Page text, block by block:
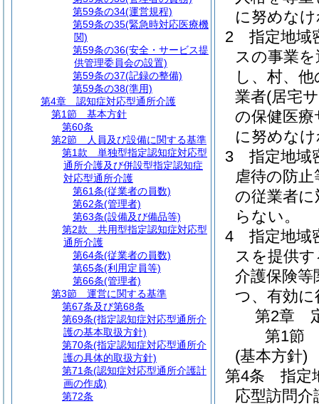
に努めな
2
指定地域
スの事業
し、村、
業者(居宅
の保健医
に努めな
3
指定地域
虐待の防
の従業者
らない。
4
指定地域
スを提供
介護保険等
つ、有効
第2章
第1節
(基本方針)
第4条
指定
応型訪問介
第59条の34(運営規程)
第59条の35(緊急時対応医療機
関)
第59条の36(安全・サービス提
供管理委員会の設置)
第59条の37(記録の整備)
第59条の38(準用)
第4章
認知症対応型通所介護
第1節
基本方針
第60条
第2節
人員及び設備に関する基準
第1款
単独型指定認知症対応型
通所介護及び併設型指定認知症
対応型通所介護
第61条(従業者の員数)
第62条(管理者)
第63条(設備及び備品等)
第2款
共用型指定認知症対応型
通所介護
第64条(従業者の員数)
第65条(利用定員等)
第66条(管理者)
第3節
運営に関する基準
第67条及び第68条
第69条(指定認知症対応型通所介
護の基本取扱方針)
第70条(指定認知症対応型通所介
護の具体的取扱方針)
第71条(認知症対応型通所介護計
画の作成)
第72条